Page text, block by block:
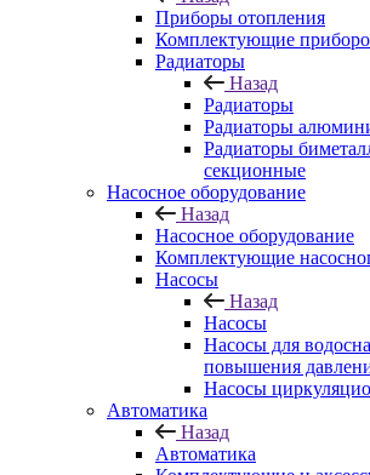
Приборы отопления
Комплектующие
Радиаторы
Назад
Радиаторы
Радиаторы
Радиаторы
секционные
Насосное оборудование
Назад
Насосное оборудование
Комплектующие
Насосы
Назад
Насосы
Насосы для
повышения
Насосы
Автоматика
Назад
Автоматика